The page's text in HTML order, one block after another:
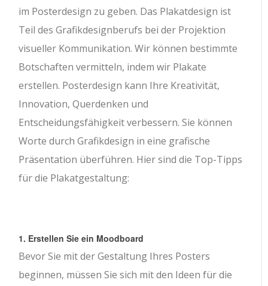
im Posterdesign zu geben. Das Plakatdesign ist
Teil des Grafikdesignberufs bei der Projektion
visueller Kommunikation. Wir können bestimmte
Botschaften vermitteln, indem wir Plakate
erstellen. Posterdesign kann Ihre Kreativität,
Innovation, Querdenken und
Entscheidungsfähigkeit verbessern. Sie können
Worte durch Grafikdesign in eine grafische
Präsentation überführen. Hier sind die Top-Tipps
für die Plakatgestaltung:
1. Erstellen Sie ein Moodboard
Bevor Sie mit der Gestaltung Ihres Posters
beginnen, müssen Sie sich mit den Ideen für die